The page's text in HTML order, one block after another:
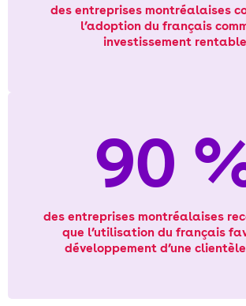
des entreprises montréalaises
l’adoption du français
investissement
90
des entreprises montréalaises
que l’utilisation du français
développement d’une